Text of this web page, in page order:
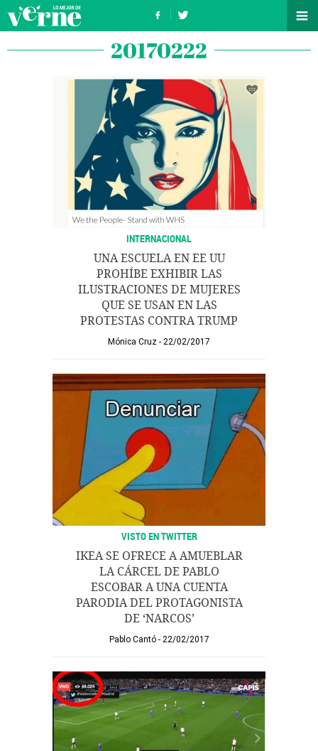
20170222
INTERNACIONAL
UNA ESCUELA EN EE UU
PROHÍBE EXHIBIR LAS
ILUSTRACIONES DE MUJERES
QUE SE USAN EN LAS
PROTESTAS CONTRA TRUMP
Mónica Cruz 22/02/2017
VISTO EN TWITTER
IKEA SE OFRECE A AMUEBLAR
LA CÁRCEL DE PABLO
ESCOBAR A UNA CUENTA
PARODIA DEL PROTAGONISTA
DE ‘NARCOS’
Pablo Cantó 22/02/2017